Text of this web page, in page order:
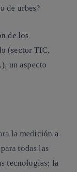
de urbes?
de los
(sector TIC,
un aspecto
la medición a
todas las
tecnologías; la